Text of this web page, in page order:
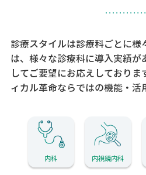
診療スタイルは診療科ごとに様
は、様々な診療科に導入実績が
してご要望にお応えしておりま
ィカル革命ならではの機能・活
内科 内視鏡内科